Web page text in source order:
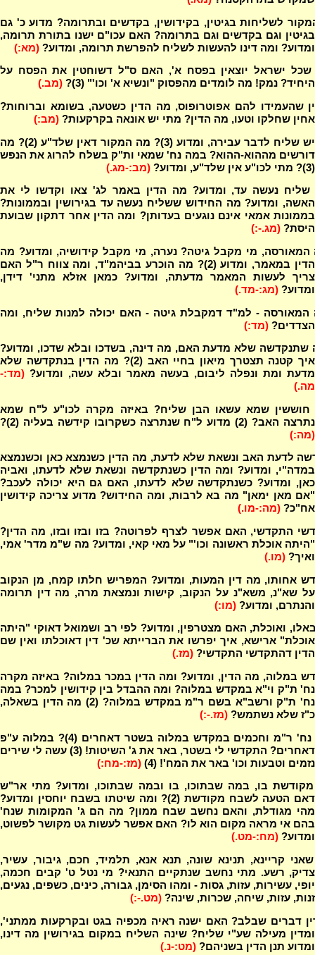
לשליחות בגיטין, בקידושין, בקדשים ובתרומה? מדוע כ' גם
בגיטין וגם בקדשים וגם בתרומה? האם עכו"ם ישנו בתורת תרומה,
ומדוע? ומה דינו להעשות לשליח להפרשת תרומה, ומדוע? (מא:)
שכל ישראל יוצאין בפסח א', האם ס"ל דשוחטין את הפסח על
היחיד? נמק! מה לומדים מהפסוק "ונשיא א' וכו'" (3)?
(מב.)
שהעמידו להם אפוטרופוס, מה הדין כשטעה, בשומא וברוחות?
אחין שחלקו וטעו, מה הדין? מתי יש אונאה בקרקעות? (מב:)
מתי יש שליח לדבר עבירה, ומדוע (3)? מה המקור דאין שלד"ע (2)? מה
דורשים מההוא-ההוא? במה נח' שמאי ות"ק בשלח להרוג את הנפש
(3)? מתי לכו"ע אין שלד"ע, ומדוע?
(מב:-מג.)
נעשה עד, ומדוע? מה הדין באמר לג' צאו וקדשו לי את
האשה, ומדוע? מה החידוש ששליח נעשה עד בגירושין ובממונות?
בממונות אמאי אינם נוגעים בעדותן? ומה הדין אחר דתקון שבועת
היסת? (מג.-:)
המאורסה, מי מקבל גיטה? נערה, מי מקבל קידושיה, ומדוע? מה
הדין במאמר, ומדוע (2)? מה הוכרע בביהמ"ד, ומה צווח ר"ל האם
צריך לעשות המאמר מדעתה, ומדוע? כמאן אזלא מתני' דידן,
ומדוע? (מג:-מד.)
המאורסה - למ"ד דמקבלת גיטה - האם יכולה למנות שליח, ומה
הצדדים? (מד:)
שתנקדשה שלא מדעת האם, מה דינה, בשדכו ובלא שדכו, ומדוע?
איך קטנה תצטרך מיאון בחיי האב (2)? מה הדין בנתקדשה שלא
מדעת ומת ונפלה ליבום, בעשה מאמר ובלא עשה, ומדוע? (מד:-
מה.)
שמא עשאו הבן שליח? באיזה מקרה לכו"ע ל"ח שמא
נתרצה האב? (2) מדוע ל"ח שנתרצה כשקרובו קידשה בעליה (2)?
(מה:)
לדעת האב ונשאת שלא לדעת, מה הדין כשנמצא כאן וכשנמצא
במדה"י, ומדוע? ומה הדין כשנתקדשה ונשאת שלא לדעתו, ואביה
כאן, ומדוע? כשנתקדשה שלא לדעתו, האם גם היא יכולה לעכב?
"אם מאן ימאן" מה בא לרבות, ומה החידוש? מדוע צריכה קידושין
אח"כ? (מה:-מו.)
התקדשי, האם אפשר לצרף לפרוטה? בזו ובזו ובזו, מה הדין?
"היתה אוכלת ראשונה וכו'" על מאי קאי, ומדוע? מה ש"מ מדר' אמי,
ואיך? (מו.)
אחותו, מה דין המעות, ומדוע? המפריש חלתו קמח, מן הנקוב
על שא"נ, משא"נ על הנקוב, קישות ונמצאת מרה, מה דין תרומה
והנתרם, ומדוע? (מו:)
ואוכלת, האם מצטרפין, ומדוע? לפי רב ושמואל דאוקי "היתה
אוכלת" ארישא, איך יפרשו את הברייתא שכ' דין דאוכלתו ואין שם
הדין דהתקדשי התקדשי? (מז.)
במלוה, מה הדין, ומדוע? ומה הדין במכר במלוה? באיזה מקרה
נח' ת"ק וי"א במקדש במלוה? ומה ההבדל בין קידושין למכר? במה
נח' ת"ק ורשב"א בשם ר"מ במקדש במלוה? (2) מה הדין בשאלה,
כ"ז שלא נשתמש? (מז.-:)
במה נח' ר"מ וחכמים במקדש במלוה בשטר דאחרים (4)? במלוה ע"פ
דאחרים? התקדשי לי בשטר, באר את ג' השיטות! (3) עשה לי שירים
נזמים וטבעות וכו' באר את המח'! (4)
(מז:-מח:)
בו, במה שבתוכו, בו ובמה שבתוכו, ומדוע? מתי אר"ש
דאם הטעה לשבח מקודשת (2)? ומה שיטתו בשבח יוחסין ומדוע?
מהי מגודלת, והאם נחשב שבח ממון? מה הם ג' המקומות שנח'
בהם אי מראה מקום הוא לו? האם אפשר לעשות גט מקושר לפשוט,
ומדוע? (מח:-מט.)
קריינא, תנינא שונה, תנא אנא, תלמיד, חכם, גיבור, עשיר,
צדיק, רשע. מתי נחשב שנתקיים התנאי? מי נטל ט' קבים חכמה,
יופי, עשירות, עזות, גסות - ומהו הסימן, גבורה, כינים, כשפים, נגעים,
זנות, עזות, שיחה, שכרות, שינה? (מט.-:)
דברים שבלב? האם ישנה ראיה מכפיה בגט ובקרקעות ממתני',
ומדין מעילה שע"י שליח? שינה השליח במקום בגירושין מה דינו,
ומדוע תנן הדין בשניהם? (מט:-נ.)